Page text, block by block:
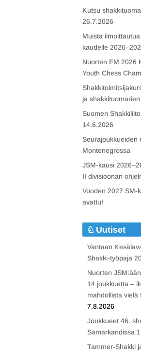
Kutsu
26.7.2026
Muista
kaudelle
Nuorten EM 2026
Youth Chess
ja
Suomen
14.6.2026
Seurajoukkueiden
Montenegrossa
JSM-kausi
II divisioonan
Vuoden 2027 SM-
avattu!
Uutiset
Vantaan
Shakki-työpaja
Nuorten
14 joukkuetta –
mahdollista vielä
7.8.2026
Joukkueet 46.
Samarkandissa
Tammer-Shakki